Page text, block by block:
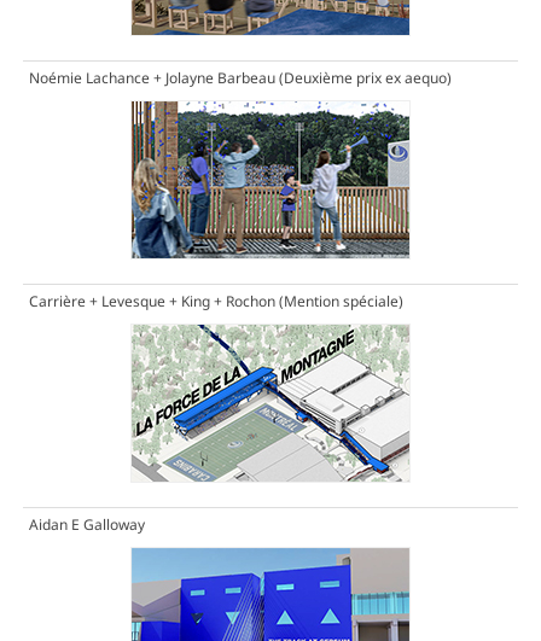
Noémie Lachance + Jolayne Barbeau(Deuxième prix ex aequo)
Carrière + Levesque + King + Rochon(Mention spéciale)
Aidan E Galloway